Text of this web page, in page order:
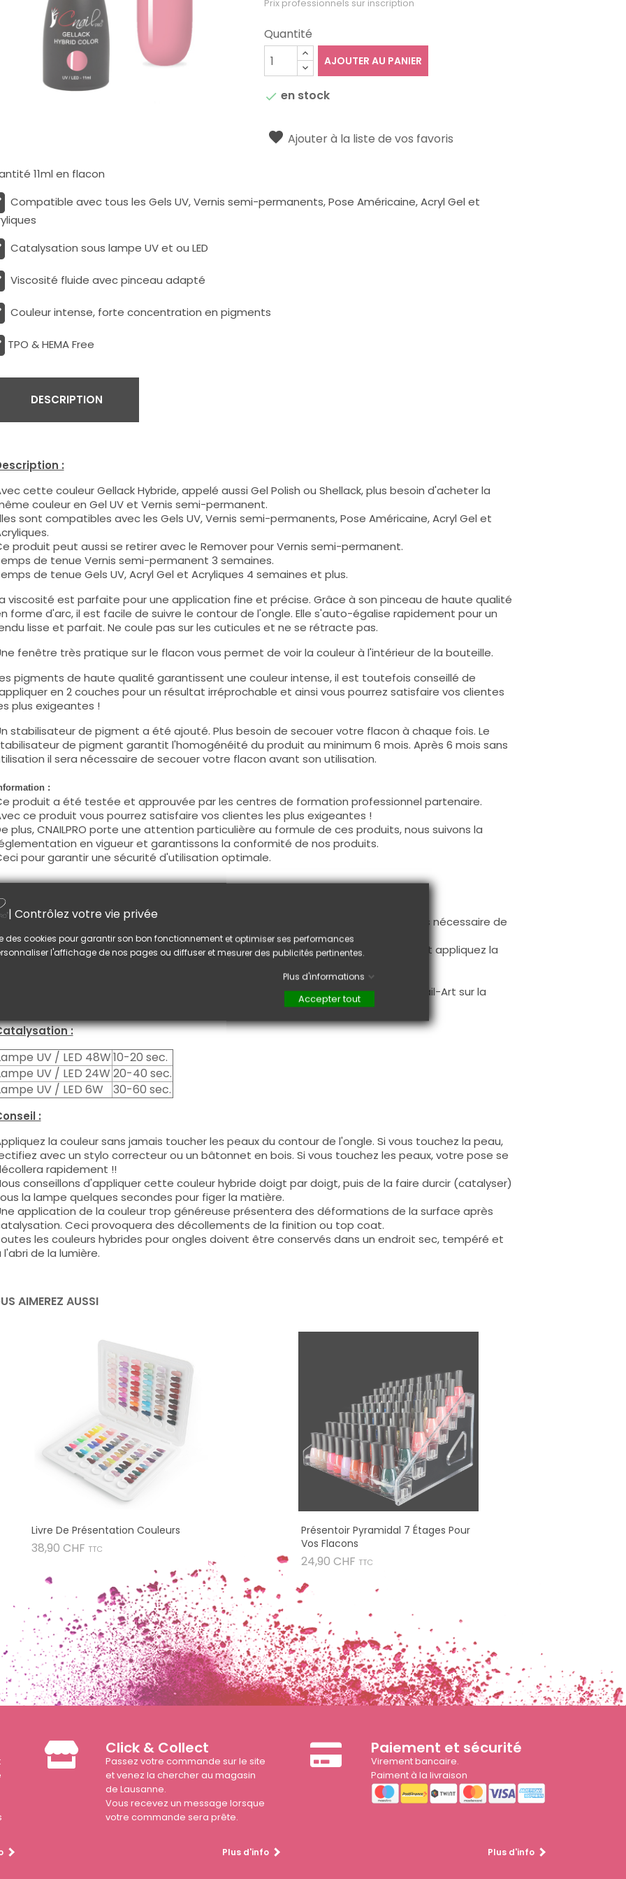
Prix professionnels sur inscription
Quantité
AJOUTER AU PANIER
 en stock
Ajouter à la liste de vos favoris
11ml en flacon
Compatible avec tous les Gels UV, Vernis semi-permanents, Pose Américaine, Acryl Gel et
Catalysation sous lampe UV et ou LED
Viscosité fluide avec pinceau adapté
Couleur intense, forte concentration en pigments
TPO & HEMA Free
DESCRIPTION
:
cette couleur Gellack Hybride, appelé aussi Gel Polish ou Shellack, plus besoin d'acheter la
couleur en Gel UV et Vernis semi-permanent.
sont compatibles avec les Gels UV, Vernis semi-permanents, Pose Américaine, Acryl Gel et
produit peut aussi se retirer avec le Remover pour Vernis semi-permanent.
de tenue Vernis semi-permanent 3 semaines.
de tenue Gels UV, Acryl Gel et Acryliques 4 semaines et plus.
viscosité est parfaite pour une application fine et précise. Grâce à son pinceau de haute qualité
forme d'arc, il est facile de suivre le contour de l'ongle. Elle s'auto-égalise rapidement pour un
lisse et parfait. Ne coule pas sur les cuticules et ne se rétracte pas.
fenêtre très pratique sur le flacon vous permet de voir la couleur à l'intérieur de la bouteille.
pigments de haute qualité garantissent une couleur intense, il est toutefois conseillé de
en 2 couches pour un résultat irréprochable et ainsi vous pourrez satisfaire vos clientes
plus exigeantes !
stabilisateur de pigment a été ajouté. Plus besoin de secouer votre flacon à chaque fois. Le
de pigment garantit l'homogénéité du produit au minimum 6 mois. Après 6 mois sans
il sera nécessaire de secouer votre flacon avant son utilisation.
:
produit a été testée et approuvée par les centres de formation professionnel partenaire.
ce produit vous pourrez satisfaire vos clientes les plus exigeantes !
plus, CNAILPRO porte une attention particulière au formule de ces produits, nous suivons la
en vigueur et garantissons la conformité de nos produits.
pour garantir une sécurité d'utilisation optimale.
:
couleur s'applique avec son pinceau, de manière fine, sur la base (il n'est pas nécessaire de
la couche de cohésion) ou sur la construction après limage.
produit s'applique en deux couches, fermez le bord libre à la première couche et appliquez la
produits s'utilisent autant en couleur pleine qu'en French.
pouvez dégraisser la couche de cohésion si vous désirez faire une création Nail-Art sur la
:
UV / LED 48W10-20 sec.
UV / LED 24W 20-40 sec.
UV / LED 6W
30-60 sec.
:
la couleur sans jamais toucher les peaux du contour de l'ongle. Si vous touchez la peau,
avec un stylo correcteur ou un bâtonnet en bois. Si vous touchez les peaux, votre pose se
rapidement !!
conseillons d'appliquer cette couleur hybride doigt par doigt, puis de la faire durcir (catalyser)
la lampe quelques secondes pour figer la matière.
application de la couleur trop généreuse présentera des déformations de la surface après
Ceci provoquera des décollements de la finition ou top coat.
les couleurs hybrides pour ongles doivent être conservés dans un endroit sec, tempéré et
l'abri de la lumière.
AIMEREZ AUSSI
Livre De Présentation Couleurs
38,90 CHF Prix
TTC
Présentoir Pyramidal 7 Étages Pour
Vos Flacons
24,90 CHF Prix
TTC
Click & Collect
Passez votre commande sur le site
et venez la chercher au magasin
de Lausanne.
Vous recevez un message lorsque
votre commande sera prête.
Plus d'info
Paiement et sécurité
Virement bancaire.
Paiment à la livraison
Plus d'info
| Contrôlez votre vie privée
des cookies pour garantir son bon fonctionnement et optimiser ses performances
l'affichage de nos pages ou diffuser et mesurer des publicités pertinentes.
Plus d'informations
Accepter tout